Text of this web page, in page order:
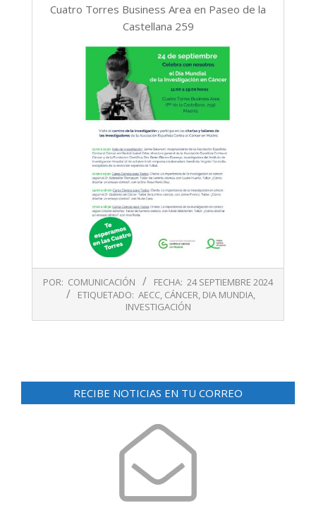
Cuatro Torres Business Area en Paseo de la
Castellana 259
09-
POR: COMUNICACIÓN FECHA: 24 SEPTIEMBRE 2024
ETIQUETADO: AECC, CÁNCER, DIA MUNDIA,
INVESTIGACIÓN
RECIBE NOTICIAS EN TU CORREO